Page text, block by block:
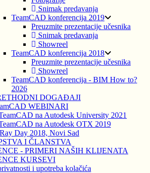
Snimak predavanja
TeamCAD konferencija 2019
Preuzmite prezentacije učesnika
Snimak predavanja
Showreel
TeamCAD konferencija 2018
Preuzmite prezentacije učesnika
Showreel
TeamCAD konferencija - BIM How to?
2026
DOGAĐAJI
WEBINARI
na Autodesk University 2021
na Autodesk OTX 2019
Day 2018, Novi Sad
I ČLANSTVA
- PRIMERI NAŠIH KLIJENATA
KURSEVI
i upotreba kolačića